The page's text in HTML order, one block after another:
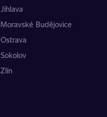
Jihlava
Moravské Budějovice
Ostrava
Sokolov
Zlín